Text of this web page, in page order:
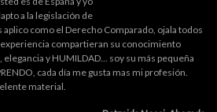
a la legislación de
aplico como el Derecho Comparado, ojala todos
compartieran su conocimiento
y HUMILDAD... soy su más pequeña
cada día me gusta mas mi profesión.
material.